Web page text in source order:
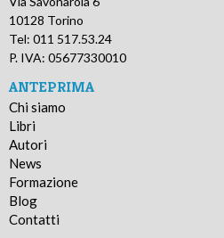
10128 Torino
Tel: 011 517.53.24
P. IVA: 05677330010
ANTEPRIMA
Chi siamo
Libri
Autori
News
Formazione
Blog
Contatti